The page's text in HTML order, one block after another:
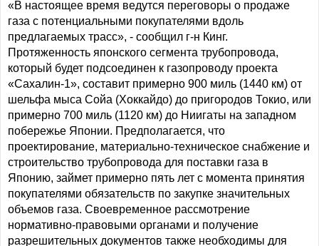
«В настоящее время ведутся переговоры о продаже
газа с потенциальными покупателями вдоль
предлагаемых трасс», - сообщил г-н Кинг.
Протяженность японского сегмента трубопровода,
который будет подсоединен к газопроводу проекта
«Сахалин-1», составит примерно 900 миль (1440 км) от
шельфа мыса Сойа (Хоккайдо) до пригородов Токио, или
примерно 700 миль (1120 км) до Ниигаты на западном
побережье Японии. Предполагается, что
проектирование, материально-техническое снабжение и
строительство трубопровода для поставки газа в
Японию, займет примерно пять лет с момента принятия
покупателями обязательств по закупке значительных
объемов газа. Своевременное рассмотрение
нормативно-правовыми органами и получение
разрешительных документов также необходимы для